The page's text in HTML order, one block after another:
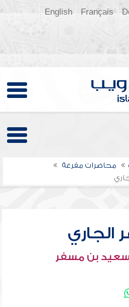
Français
English
محاضرات مفرغة
الجاري
بن مسفر